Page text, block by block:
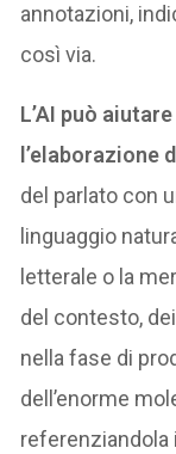
annotazioni,
così via.
L’AI può
l’elaborazione
del parlato con
linguaggio
letterale o la
del contesto,
nella fase di
dell’enorme
referenziandola